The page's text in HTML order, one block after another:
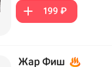
199 ₽
Жар Фиш